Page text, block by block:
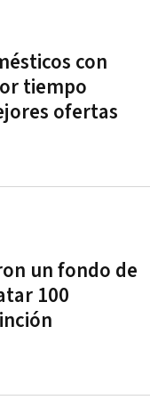
con
tiempo
ofertas
un fondo de
100